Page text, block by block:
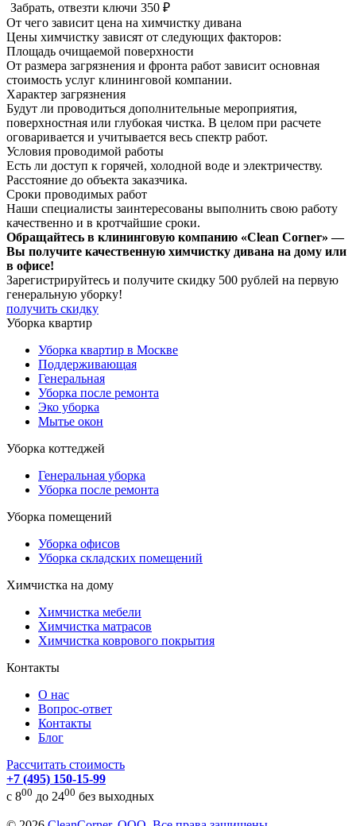
Забрать, отвезти ключи 350 ₽
От чего зависит цена на химчистку дивана
Цены химчистку зависят от следующих факторов:
Площадь очищаемой поверхности
От размера загрязнения и фронта работ зависит основная
стоимость услуг клининговой компании.
Характер загрязнения
Будут ли проводиться дополнительные мероприятия,
поверхностная или глубокая чистка. В целом при расчете
оговаривается и учитывается весь спектр работ.
Условия проводимой работы
Есть ли доступ к горячей, холодной воде и электричеству.
Расстояние до объекта заказчика.
Сроки проводимых работ
Наши специалисты заинтересованы выполнить свою работу
качественно и в кротчайшие сроки.
Обращайтесь в клининговую компанию «Clean Corner» —
Вы получите качественную химчистку дивана на дому или
в офисе!
Зарегистрируйтесь и получите скидку 500 рублей на первую
генеральную уборку!
получить скидку
Уборка квартир
Уборка квартир в Москве
Поддерживающая
Генеральная
Уборка после ремонта
Эко уборка
Мытье окон
Уборка коттеджей
Генеральная уборка
Уборка после ремонта
Уборка помещений
Уборка офисов
Уборка складских помещений
Химчистка на дому
Химчистка мебели
Химчистка матрасов
Химчистка коврового покрытия
Контакты
О нас
Вопрос-ответ
Контакты
Блог
Рассчитать стоимость
+7 (495) 150-15-99
с 800 до 2400 без выходных